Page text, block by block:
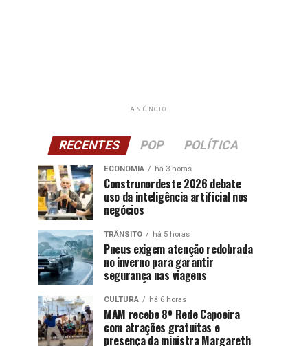
ANÚNCIO
RECENTES POP POLÍTICA
ECONOMIA há 3 horas
Construnordeste 2026 debate
uso da inteligência artificial nos
negócios
TRÂNSITO há 5 horas
Pneus exigem atenção redobrada
no inverno para garantir
segurança nas viagens
CULTURA há 6 horas
MAM recebe 8º Rede Capoeira
com atrações gratuitas e
presença da ministra Margareth